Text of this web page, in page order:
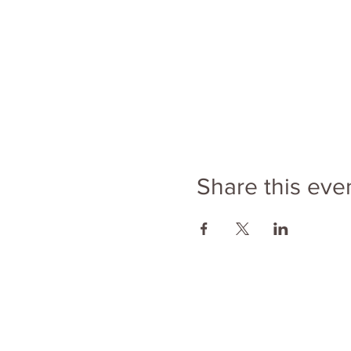
Share this